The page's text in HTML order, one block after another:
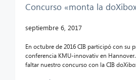
Concurso «monta la
septiembre 6, 2017
En octubre de 2016 CIB participó con su
conferencia KMU-innovativ en
faltar nuestro concurso con la CIB